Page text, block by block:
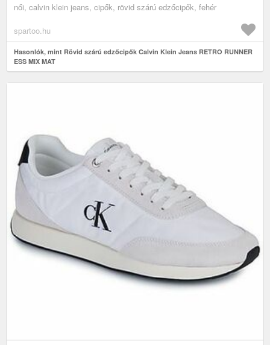
női, calvin klein jeans, cipők, rövid szárú edzőcipők, fehér
spartoo.hu
Hasonlók, mint Rövid szárú edzőcipők Calvin Klein Jeans RETRO RUNNER
ESS MIX MAT